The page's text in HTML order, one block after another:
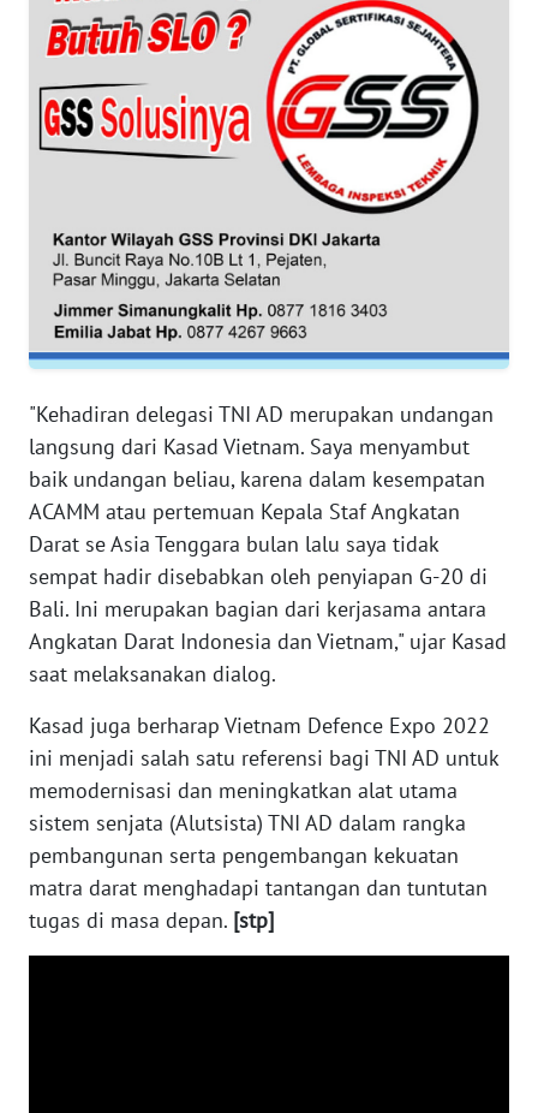
"Kehadiran delegasi TNI AD merupakan undangan
langsung dari Kasad Vietnam. Saya menyambut
baik undangan beliau, karena dalam kesempatan
ACAMM atau pertemuan Kepala Staf Angkatan
Darat se Asia Tenggara bulan lalu saya tidak
sempat hadir disebabkan oleh penyiapan G-20 di
Bali. Ini merupakan bagian dari kerjasama antara
Angkatan Darat Indonesia dan Vietnam," ujar Kasad
saat melaksanakan dialog.
Kasad juga berharap Vietnam Defence Expo 2022
ini menjadi salah satu referensi bagi TNI AD untuk
memodernisasi dan meningkatkan alat utama
sistem senjata (Alutsista) TNI AD dalam rangka
pembangunan serta pengembangan kekuatan
matra darat menghadapi tantangan dan tuntutan
tugas di masa depan. [stp]
WN
RIAU
WN
SERAMBI
WN
SULTRA
WN
SULTENG
WN
SULBAR
WN
BABEL
WN
SUMBAR
WN
SUMSEL
WN
BENGKULU